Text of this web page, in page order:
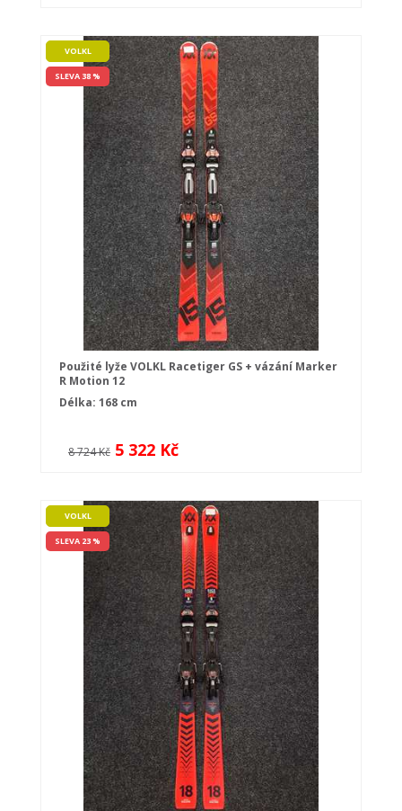
VOLKL
SLEVA 38 %
Použité lyže VOLKL Racetiger GS + vázání Marker
R Motion 12
Délka: 168 cm
8 724 Kč 5 322 Kč
VOLKL
SLEVA 23 %